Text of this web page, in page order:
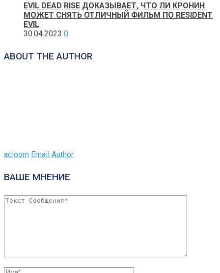
EVIL DEAD RISE ДОКАЗЫВАЕТ, ЧТО ЛИ КРОНИН
МОЖЕТ СНЯТЬ ОТЛИЧНЫЙ ФИЛЬМ ПО RESIDENT
EVIL
30.04.2023 0
ABOUT THE AUTHOR
acloom Email Author
ВАШЕ МНЕНИЕ